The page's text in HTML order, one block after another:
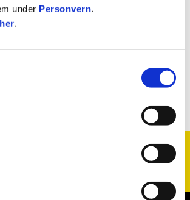
under Personvern.
her.
Facebook